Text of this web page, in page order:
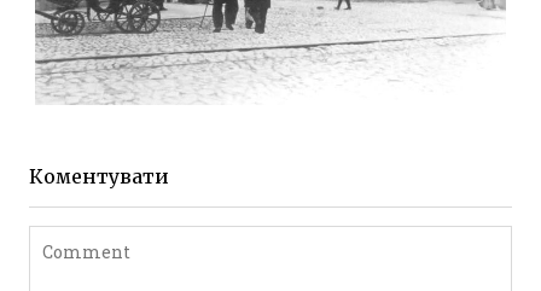
ЖИТОМИР МИХАЙЛІВСЬКА 1903 РОКУ
Коментувати